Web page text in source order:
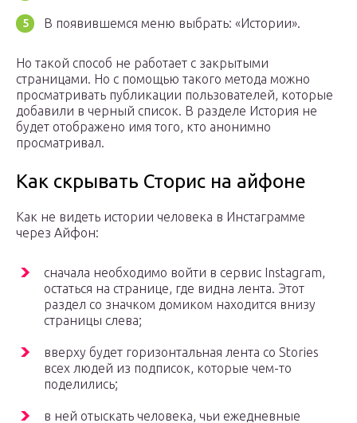
В появившемся меню выбрать: «Истории».
Но такой способ не работает с закрытыми
страницами. Но с помощью такого метода можно
просматривать публикации пользователей, которые
добавили в черный список. В разделе История не
будет отображено имя того, кто анонимно
просматривал.
Как скрывать Сторис на айфоне
Как не видеть истории человека в Инстаграмме
через Айфон:
сначала необходимо войти в сервис Instagram,
остаться на странице, где видна лента. Этот
раздел со значком домиком находится внизу
страницы слева;
вверху будет горизонтальная лента со Stories
всех людей из подписок, которые чем-то
поделились;
в ней отыскать человека, чьи ежедневные